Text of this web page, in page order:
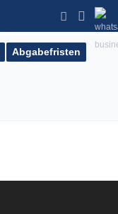
Abgabefristen